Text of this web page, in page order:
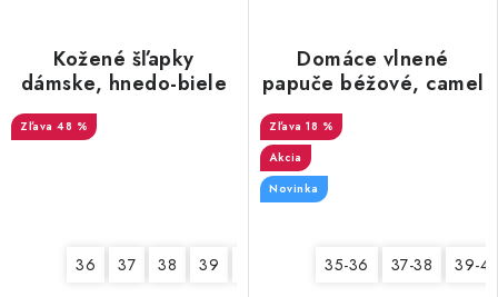
Kožené šľapky
dámske, hnedo-biele
so snehovou vločkou
48 %
36 37 38 39
Domáce vlnené
papuče béžové, camel
18 %
Akcia
Novinka
35-36 37-38 39-